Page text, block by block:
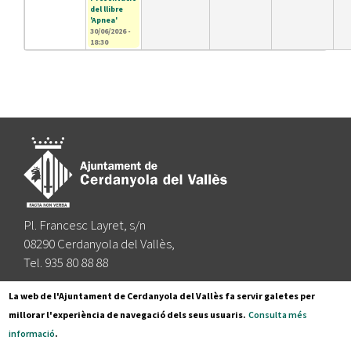
del llibre
'Apnea'
30/06/2026 -
18:30
Pl. Francesc Layret, s/n
08290 Cerdanyola del Vallès,
Tel. 935 80 88 88
Segueix-nos a:
La web de l'Ajuntament de Cerdanyola del Vallès fa servir galetes per
millorar l'experiència de navegació dels seus usuaris. Consulta més
informació.